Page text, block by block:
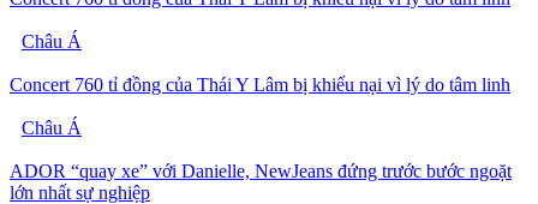
Châu Á
Concert 760 tỉ đồng của Thái Y Lâm bị khiếu nại vì lý do tâm linh
Châu Á
ADOR “quay xe” với Danielle, NewJeans đứng trước bước ngoặt
lớn nhất sự nghiệp